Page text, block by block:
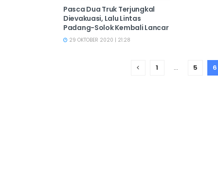
Pasca Dua Truk Terjungkal
Dievakuasi, Lalu Lintas
Padang-Solok Kembali Lancar
29 OKTOBER 2020 | 21:28
1 … 5 6